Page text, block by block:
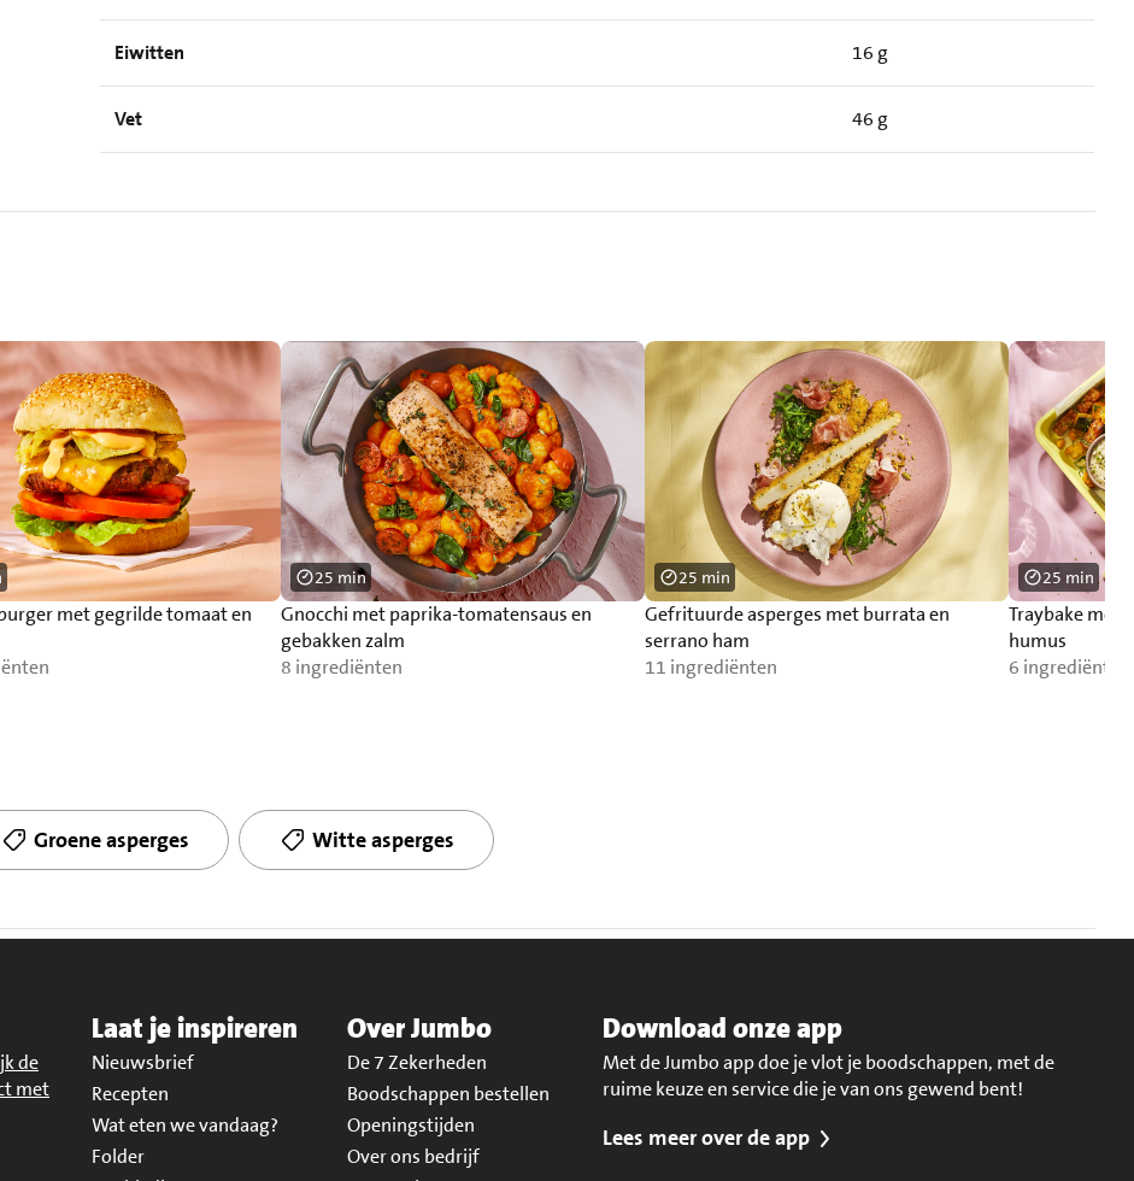
Eiwitten 16 g
Vet 46 g
met gegrilde tomaat en
Gnocchi met paprika-tomatensaus en
gebakken zalm
8 ingrediënten
25 min
Gefrituurde asperges met burrata en
serrano ham
11 ingrediënten
25 min
Traybake met
humus
6 ingrediënten
25 min
Groene asperges Witte asperges
de
met
Laat je inspireren
Nieuwsbrief
Recepten
Wat eten we vandaag?
Folder
Over Jumbo
De 7 Zekerheden
Boodschappen bestellen
Openingstijden
Over ons bedrijf
Download onze app
Met de Jumbo app doe je vlot je boodschappen, met de
ruime keuze en service die je van ons gewend bent!
Lees meer over de app